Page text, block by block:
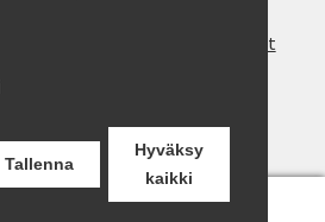
– Allterrain rengas
T RF10 – Maasturit ja Crossoverit
T/A KM3 – Pitoa jokapaikkaan
Tallenna
Hyväksy
kaikki